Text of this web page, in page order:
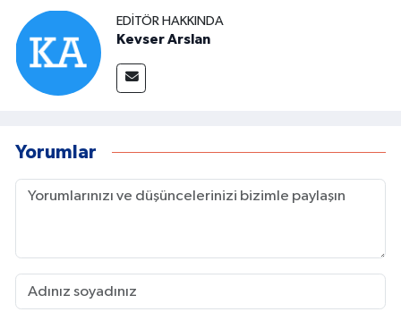
EDITÖR HAKKINDA
Kevser Arslan
Yorumlar